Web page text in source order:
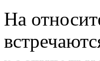
На